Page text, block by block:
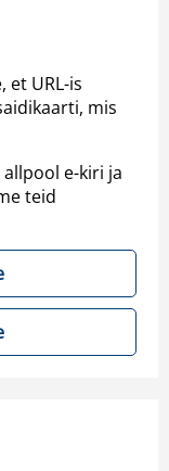
URL-is
mis
e-kiri ja
teid